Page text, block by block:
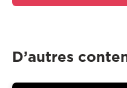
D’autres